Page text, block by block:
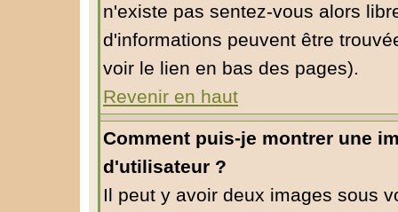
n'existe pas sentez-vous alors
d'informations peuvent être
voir le lien en bas des pages).
Revenir en haut
Comment puis-je montrer une
d'utilisateur ?
Il peut y avoir deux images sous